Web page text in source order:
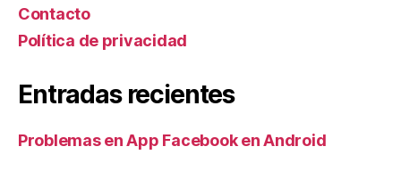
Contacto
Política de privacidad
Entradas recientes
Problemas en App Facebook en Android